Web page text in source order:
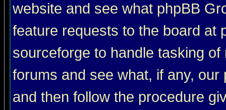
website and see what phpBB
feature requests to the board at
sourceforge to handle tasking
forums and see what, if any,
and then follow the procedure